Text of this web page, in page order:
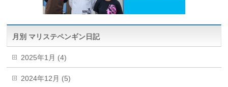
月別 マリステペンギン日記
2025年1月 (4)
2024年12月 (5)